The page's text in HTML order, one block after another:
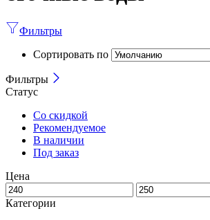
Фильтры
Сортировать по
Фильтры
Статус
Со скидкой
Рекомендуемое
В наличии
Под заказ
Цена
Категории